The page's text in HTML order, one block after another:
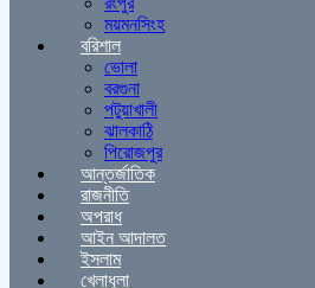
ময়মনসিংহ
বরিশাল
ভোলা
বরগুনা
পটুয়াখালী
ঝালকাঠি
পিরোজপুর
আন্তর্জাতিক
রাজনীতি
অপরাধ
আইন আদালত
ইসলাম
খেলাধুলা